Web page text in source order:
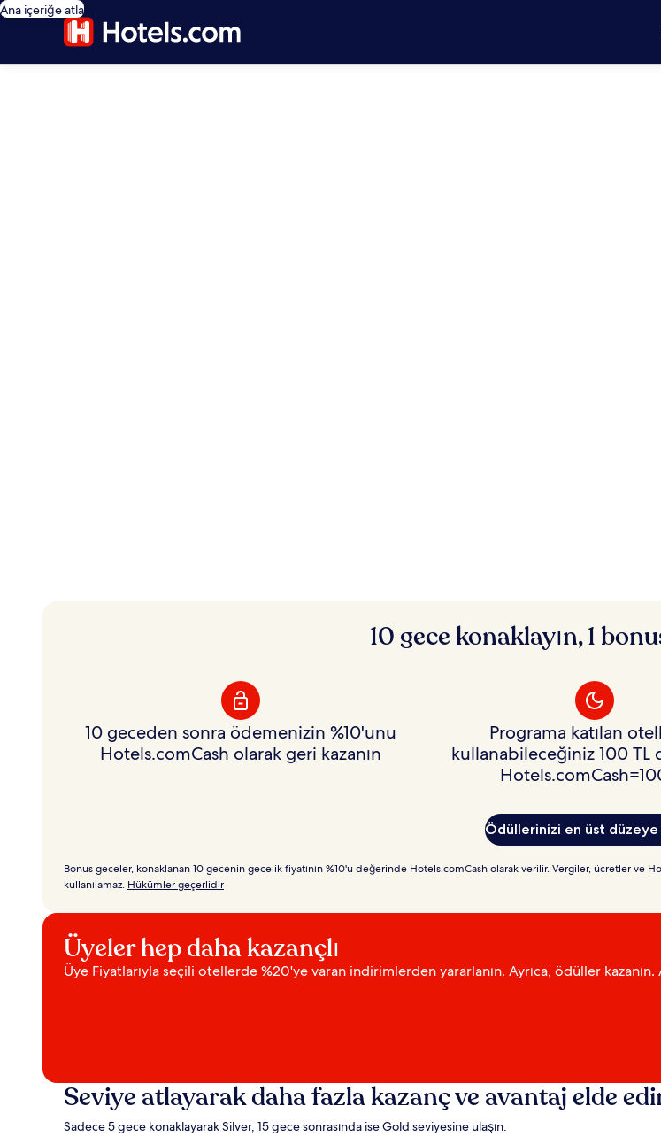
Ana içeriğe atla
Üye Fiyatlarıyla yüz binlerce otelde indirimden
yararlanın ve kazandığınız ödülleri istediğiniz gibi
10 gece konaklayın, 1
10 geceden sonra ödemenizin %10'unu
Hotels.comCash olarak geri kazanın
Programa katılan
kullanabileceğiniz 100 TL
Ödüllerinizi en üst düzeye
Bonus geceler, konaklanan 10 gecenin gecelik fiyatının %10'u değerinde Hotels.comCash olarak verilir. Vergiler, ücretler ve
kullanılamaz. Hükümler geçerlidir
Üyeler hep daha kazançlı
Üye Fiyatlarıyla seçili otellerde %20'ye varan indirimlerden yararlanın. Ayrıca, ödüller kazanın.
Seviye atlayarak daha fazla kazanç ve avantaj elde
Sadece 5 gece konaklayarak Silver, 15 gece sonrasında ise Gold seviyesine ulaşın.